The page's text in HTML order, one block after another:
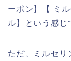
ーポン】【 ミ
ル】という感じ
ただ、ミルセリ